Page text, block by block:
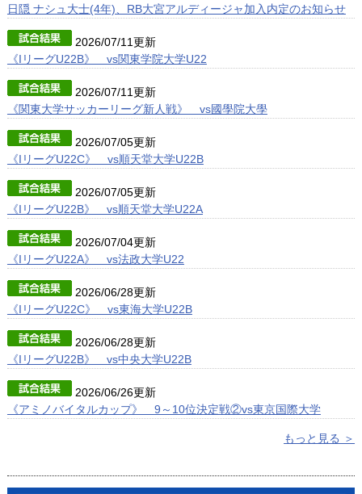
日隠 ナシュ大士(4年)、RB大宮アルディージャ加入内定のお知らせ
2026/07/11更新
《IリーグU22B》 vs関東学院大学U22
2026/07/11更新
《関東大学サッカーリーグ新人戦》 vs國學院大學
2026/07/05更新
《IリーグU22C》 vs順天堂大学U22B
2026/07/05更新
《IリーグU22B》 vs順天堂大学U22A
2026/07/04更新
《IリーグU22A》 vs法政大学U22
2026/06/28更新
《IリーグU22C》 vs東海大学U22B
2026/06/28更新
《IリーグU22B》 vs中央大学U22B
2026/06/26更新
《アミノバイタルカップ》 9～10位決定戦②vs東京国際大学
もっと見る ＞